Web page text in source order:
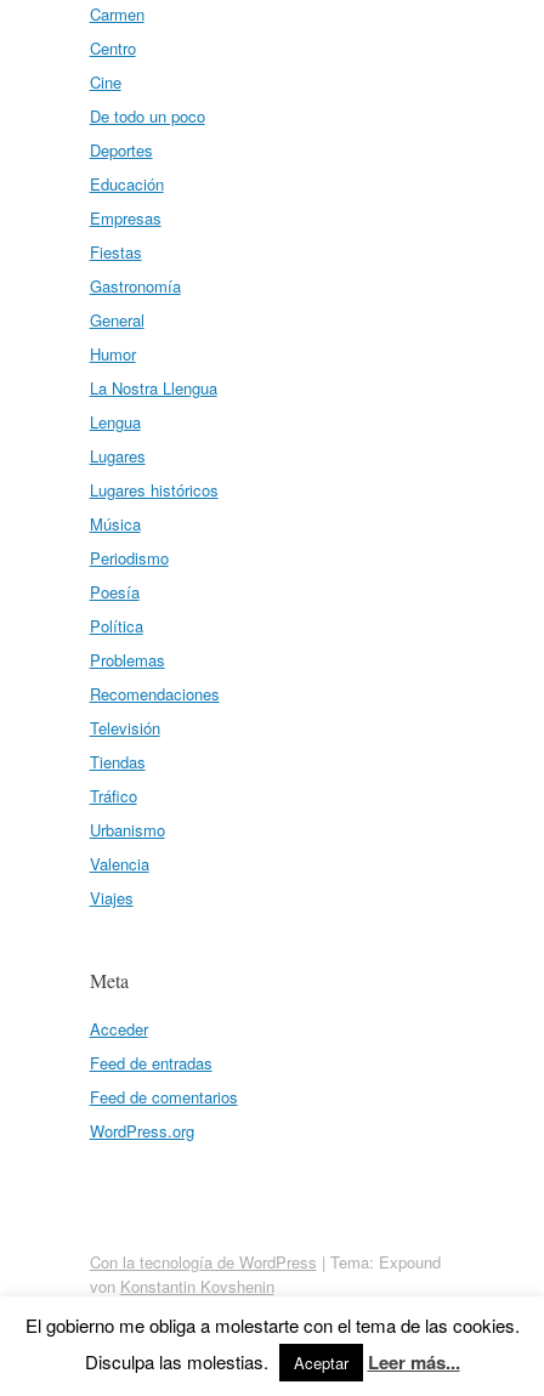
Carmen
Centro
Cine
De todo un poco
Deportes
Educación
Empresas
Fiestas
Gastronomía
General
Humor
La Nostra Llengua
Lengua
Lugares
Lugares históricos
Música
Periodismo
Poesía
Política
Problemas
Recomendaciones
Televisión
Tiendas
Tráfico
Urbanismo
Valencia
Viajes
Meta
Acceder
Feed de entradas
Feed de comentarios
WordPress.org
Con la tecnología de WordPress | Tema: Expound
von Konstantin Kovshenin
El gobierno me obliga a molestarte con el tema de las cookies.
Disculpa las molestias.
Aceptar Leer más...